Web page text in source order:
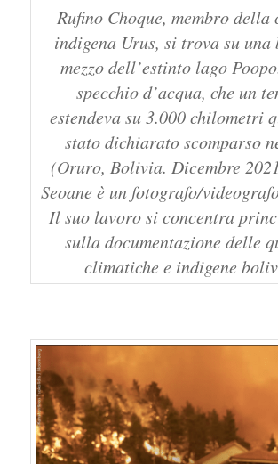
Rufino Choque, membro della
indigena Urus, si trova su una
mezzo dell’estinto lago
specchio d’acqua, che un
estendeva su 3.000 chilometri
stato dichiarato scomparso
(Oruro, Bolivia. Dicembre
Seoane è un fotografo/
Il suo lavoro si concentra
sulla documentazione delle
climatiche e indigene